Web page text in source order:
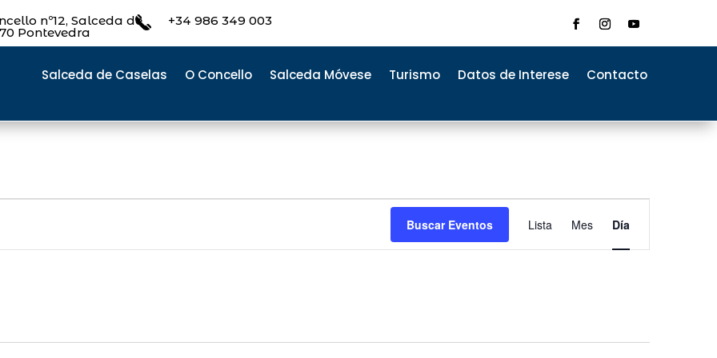
nº12, Salceda de
Pontevedra
+34 986 349 003
Salceda de Caselas O Concello Salceda Móvese Turismo Datos de Interese Contacto
Buscar Eventos
Navegación
de
vistas
Lista Mes Día